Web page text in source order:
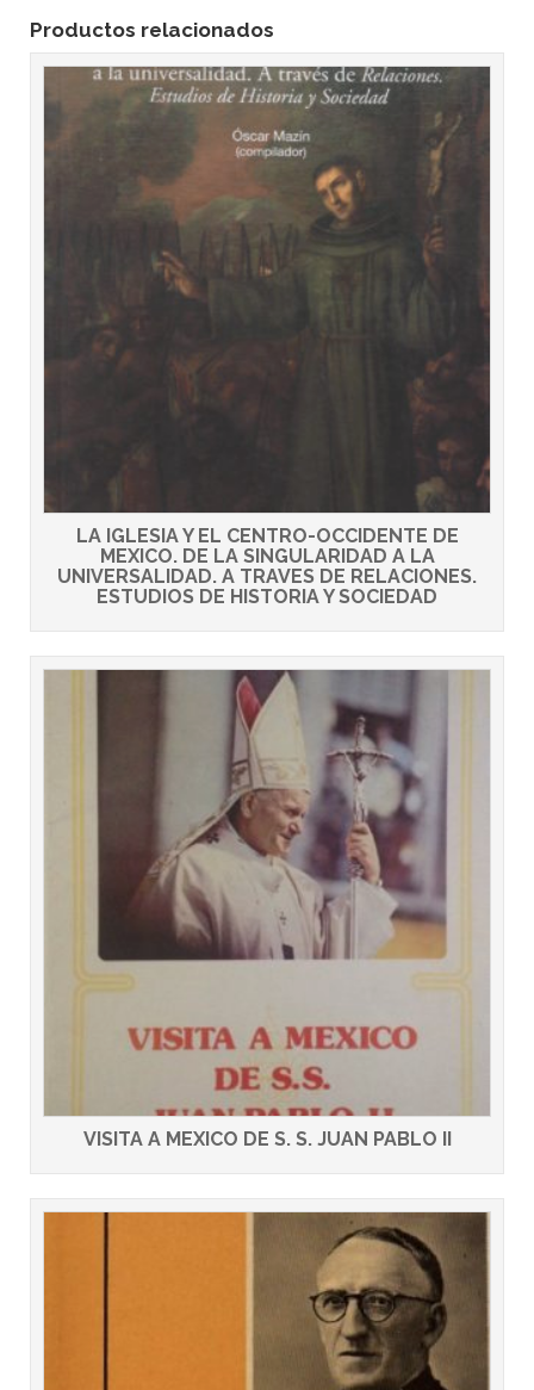
Productos relacionados
LA IGLESIA Y EL CENTRO-OCCIDENTE DE
MEXICO. DE LA SINGULARIDAD A LA
UNIVERSALIDAD. A TRAVES DE RELACIONES.
ESTUDIOS DE HISTORIA Y SOCIEDAD
VISITA A MEXICO DE S. S. JUAN PABLO II